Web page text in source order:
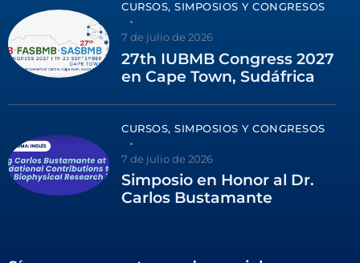
CURSOS, SIMPOSIOS Y CONGRESOS
7 de julio de 2026
27th IUBMB Congress 2027
en Cape Town, Sudáfrica
CURSOS, SIMPOSIOS Y CONGRESOS
7 de julio de 2026
Simposio en Honor al Dr.
Carlos Bustamante